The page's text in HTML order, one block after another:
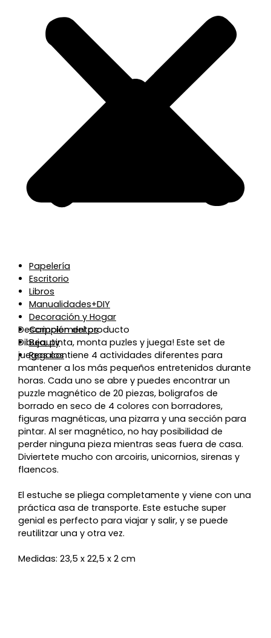
Papelería
Escritorio
Libros
Manualidades+DIY
Decoración y Hogar
Complementos
Beauty
Regalos
Descripción del producto
Dibuja, pinta, monta puzles y juega! Este set de
juegos contiene 4 actividades diferentes para
mantener a los más pequeños entretenidos durante
horas. Cada uno se abre y puedes encontrar un
puzzle magnético de 20 piezas, boligrafos de
borrado en seco de 4 colores con borradores,
figuras magnéticas, una pizarra y una sección para
pintar. Al ser magnético, no hay posibilidad de
perder ninguna pieza mientras seas fuera de casa.
Diviertete mucho con arcoiris, unicornios, sirenas y
flaencos.
El estuche se pliega completamente y viene con una
práctica asa de transporte. Este estuche super
genial es perfecto para viajar y salir, y se puede
reutilitzar una y otra vez.
Medidas: 23,5 x 22,5 x 2 cm